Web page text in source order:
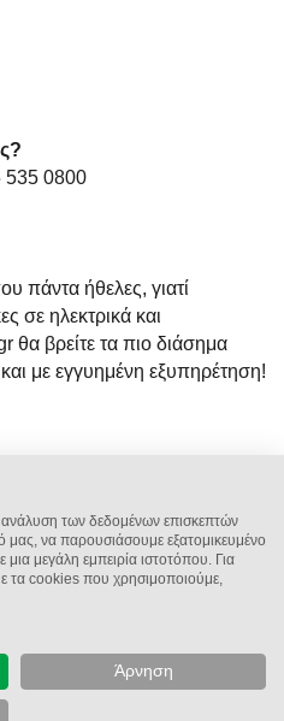
535 0800
πάντα ήθελες, γιατί
σε ηλεκτρικά και
θα βρείτε τα πιο διάσημα
με εγγυημένη εξυπηρέτηση!
Trade property. All Rights Reserved
των δεδομένων επισκεπτών
μας, να παρουσιάσουμε εξατομικευμένο
μεγάλη εμπειρία ιστοτόπου. Για
τα cookies που χρησιμοποιούμε,
Άρνηση